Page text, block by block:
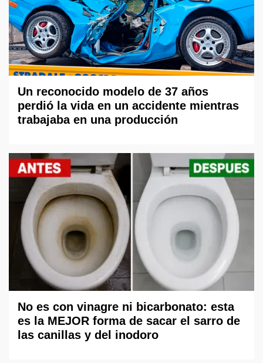
Un reconocido modelo de 37 años
perdió la vida en un accidente mientras
trabajaba en una producción
No es con vinagre ni bicarbonato: esta
es la MEJOR forma de sacar el sarro de
las canillas y del inodoro